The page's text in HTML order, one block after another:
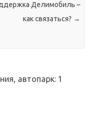
Делимобиль –
как связаться? →
автопарк: 1